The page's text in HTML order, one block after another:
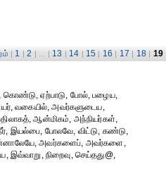
| 1 | 2 | ... | 13 | 14 | 15 | 16 | 17 | 18 | 19
ஏற்பாடு, போல், பழைய,
வகையில், அவர்களுடைய,
பதிலாகத், ஆன்மிகம், அந்நியர்கள்,
இயல்பை, போலவே, விட்டு, கண்டு,
அவர்களைப், அவர்களை,
இவ்வாறு, நிறைவு, செய்தது@,